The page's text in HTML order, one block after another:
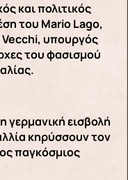
και πολιτικός
του Mario Lago,
Vecchi, υπουργός
του φασισμού
γερμανική εισβολή
κηρύσσουν τον
παγκόσμιος